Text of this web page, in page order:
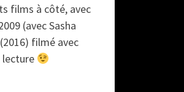
films à côté, avec
(avec Sasha
filmé avec
lecture